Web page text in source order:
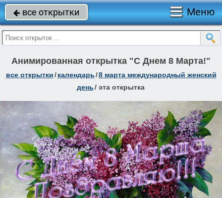
 все открытки Меню
Анимированная открытка "С Днем 8 Марта!"
все открытки/ календарь/8 марта международный женский
день/ эта открытка